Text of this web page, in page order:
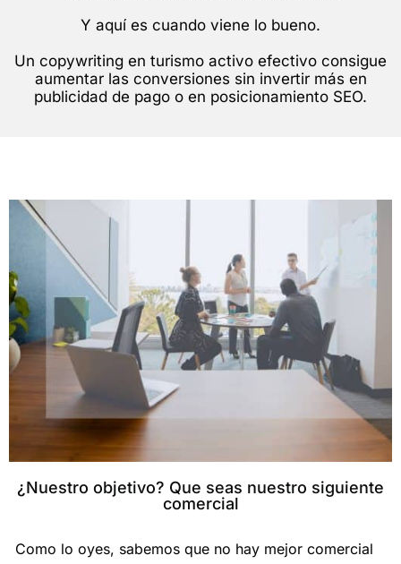
Y aquí es cuando viene lo bueno.
Un copywriting en turismo activo efectivo consigue
aumentar las conversiones sin invertir más en
publicidad de pago o en posicionamiento SEO.
¿Nuestro objetivo? Que seas nuestro siguiente
comercial
Como lo oyes, sabemos que no hay mejor comercial